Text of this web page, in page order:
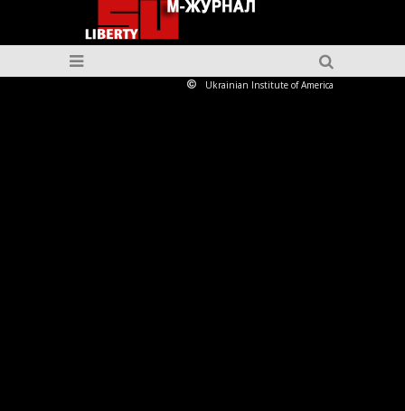
Ukrainian Institute of America